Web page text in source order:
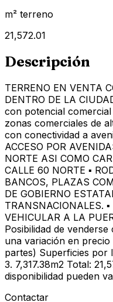
m² terreno
21,572.01
Descripción
TERRENO EN VENTA
DENTRO DE LA
con potencial
zonas comerciales de
con conectividad a
ACCESO POR
NORTE ASI COMO
CALLE 60 NORTE ▪
BANCOS, PLAZAS
DE GOBIERNO
TRANSNACIONALES.
VEHICULAR A LA
Posibilidad de
una variación en
partes) Superficies por
3. 7,317.38m2 Total:
disponibilidad pueden
Contactar